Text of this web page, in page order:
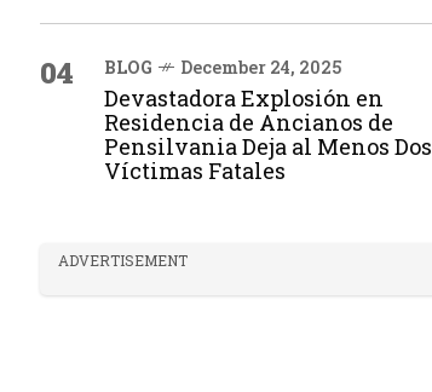
04 BLOG December 24, 2025
Devastadora Explosión en
Residencia de Ancianos de
Pensilvania Deja al Menos Dos
Víctimas Fatales
ADVERTISEMENT